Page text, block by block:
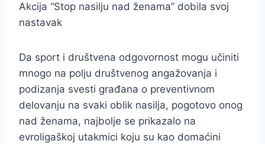
Akcija “Stop nasilju nad ženama” dobila svoj
nastavak
Da sport i društvena odgovornost mogu učiniti
mnogo na polju društvenog angažovanja i
podizanja svesti građana o preventivnom
delovanju na svaki oblik nasilja, pogotovo onog
nad ženama, najbolje se prikazalo na
evroligaškoj utakmici koju su kao domaćini